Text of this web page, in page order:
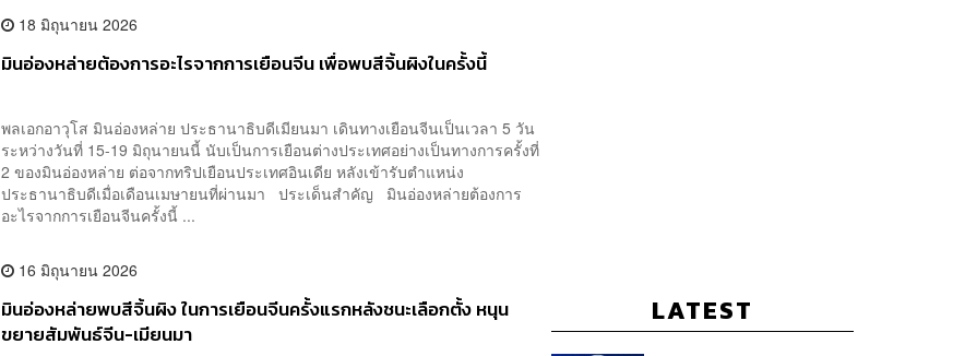
18 มิถุนายน 2026
มินอ่องหล่ายต้องการอะไรจากการเยือนจีน เพื่อพบสีจิ้นผิงในครั้งนี้
พลเอกอาวุโส มินอ่องหล่าย ประธานาธิบดีเมียนมา เดินทางเยือนจีนเป็นเวลา 5 วัน
ระหว่างวันที่ 15-19 มิถุนายนนี้ นับเป็นการเยือนต่างประเทศอย่างเป็นทางการครั้งที่
2 ของมินอ่องหล่าย ต่อจากทริปเยือนประเทศอินเดีย หลังเข้ารับตำแหน่ง
ประธานาธิบดีเมื่อเดือนเมษายนที่ผ่านมา ประเด็นสำคัญ มินอ่องหล่ายต้องการ
อะไรจากการเยือนจีนครั้งนี้ ...
16 มิถุนายน 2026
มินอ่องหล่ายพบสีจิ้นผิง ในการเยือนจีนครั้งแรกหลังชนะเลือกตั้ง หนุน
ขยายสัมพันธ์จีน-เมียนมา
LATEST